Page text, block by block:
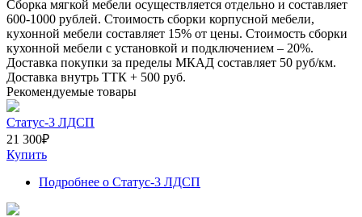
Сборка мягкой мебели осуществляется отдельно и составляет
600-1000 рублей. Стоимость сборки корпусной мебели,
кухонной мебели составляет 15% от цены. Стоимость сборки
кухонной мебели с установкой и подключением – 20%.
Доставка покупки за пределы МКАД составляет 50 руб/км.
Доставка внутрь ТТК + 500 руб.
Рекомендуемые товары
Статус-3 ЛДСП
21 300₽
Купить
Подробнее о Статус-3 ЛДСП